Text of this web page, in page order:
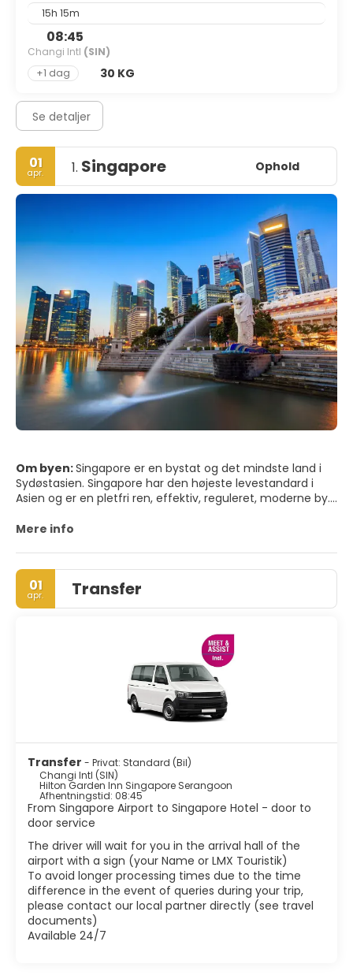
15h 15m
08:45
Changi Intl (SIN)
+1 dag
30 KG
Se detaljer
01
apr. 1. Singapore Ophold
Om byen:Singapore er en bystat og det mindste land i
Sydøstasien. Singapore har den højeste levestandard i
Asien og er en pletfri ren, effektiv, reguleret, moderne by.
kulturer, der kombinerer skyskraberne i erhvervskvarteret
nogle af dens distrikter.
Singapore er en af de grønneste byer, så meget at byen
er døbt Garden City. En af de vigtigste attraktioner er de
botaniske haver, som inkluderer den fantastiske
orkideer. Merlion er sandsynligvis Singapores mest
berømte vartegn. Denne Merlion-struktur er placeret i
Merlion Park, som er beliggende i erhvervskvarteret. Der er
nogle fascinerende etniske områder som Little India, Arab
Street, Chinatown og Geylang. Disse områder er absolut
et besøg værd, hvis du vil opleve noget ægte
Singaporeansk kultur. Andre attraktioner inkluderer
Marina Bay og frodige parker. Udover shopping har
Singapore fantastisk mad. Ved at være hjemsted for
forskellige etniske grupper har Singapore skabt en
vidunderlig blanding af smagsoplevelser og teksturer i
deres køkken.
Singapore er en af de mest livlige og moderne byer i Asien
med et tropisk klima, med lækker mad, god shopping og
et pulserende natteliv, er det blevet en top destination i
sin egen ret.
Mere info
01
apr. Transfer
Transfer - Privat: Standard (Bil)
Changi Intl (SIN)
Hilton Garden Inn Singapore Serangoon
Afhentningstid: 08:45
From Singapore Airport to Singapore Hotel - door to
door service
The driver will wait for you in the arrival hall of the
airport with a sign (your Name or LMX Touristik)
To avoid longer processing times due to the time
difference in the event of queries during your trip,
please contact our local partner directly (see travel
documents)
Available 24/7